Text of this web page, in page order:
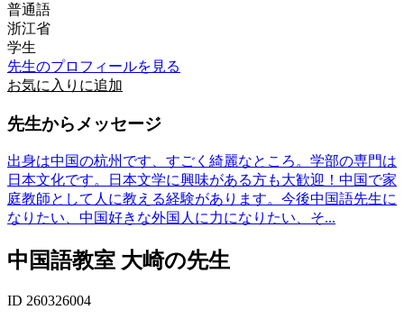
普通語
浙江省
学生
先生のプロフィールを見る
お気に入りに追加
先生からメッセージ
出身は中国の杭州です、すごく綺麗なところ。学部の専門は
日本文化です。日本文学に興味がある方も大歓迎！中国で家
庭教師として人に教える経験があります。今後中国語先生に
なりたい、中国好きな外国人に力になりたい、そ...
中国語教室 大崎の先生
ID 260326004